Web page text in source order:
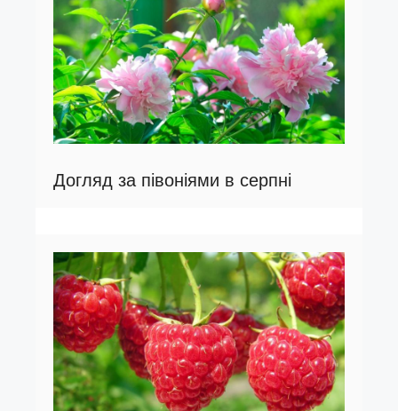
Догляд за півоніями в серпні